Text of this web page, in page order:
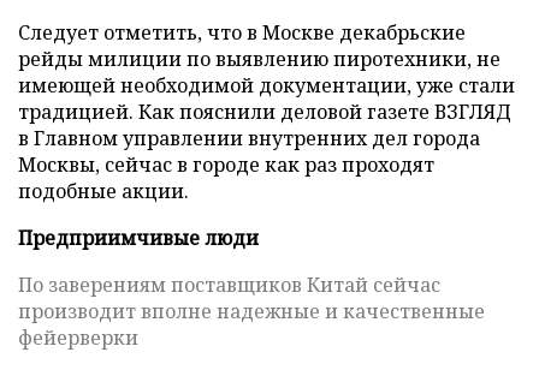
Следует отметить, что в Москве декабрьские
рейды милиции по выявлению пиротехники, не
имеющей необходимой документации, уже стали
традицией. Как пояснили деловой газете ВЗГЛЯД
в Главном управлении внутренних дел города
Москвы, сейчас в городе как раз проходят
подобные акции.
Предприимчивые люди
По заверениям поставщиков Китай сейчас
производит вполне надежные и качественные
фейерверки